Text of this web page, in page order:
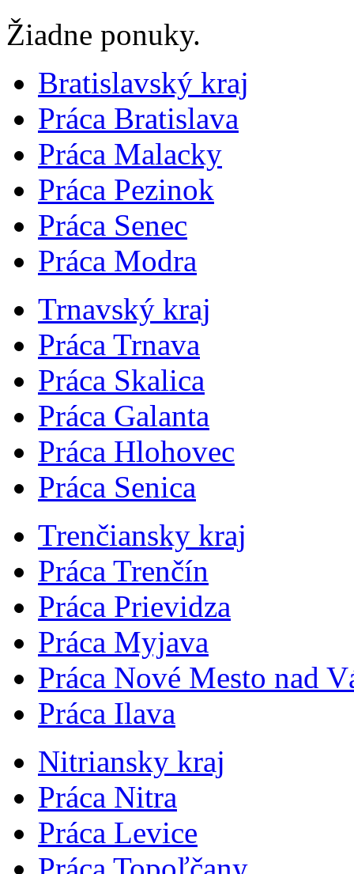
Žiadne ponuky.
Bratislavský kraj
Práca Bratislava
Práca Malacky
Práca Pezinok
Práca Senec
Práca Modra
Trnavský kraj
Práca Trnava
Práca Skalica
Práca Galanta
Práca Hlohovec
Práca Senica
Trenčiansky kraj
Práca Trenčín
Práca Prievidza
Práca Myjava
Práca Nové Mesto nad
Práca Ilava
Nitriansky kraj
Práca Nitra
Práca Levice